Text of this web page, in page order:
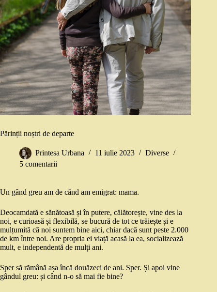
Părinții noștri de departe
Printesa Urbana 11 iulie 2023
Diverse
5 comentarii
Un gând greu am de când am emigrat: mama.
Deocamdată e sănătoasă și în putere, călătorește, vine des la
noi, e curioasă și flexibilă, se bucură de tot ce trăiește și e
mulțumită că noi suntem bine aici, chiar dacă sunt peste 2.000
de km între noi. Are propria ei viață acasă la ea, socializează
mult, e independentă de mulți ani.
Sper să rămână așa încă douăzeci de ani. Sper. Și apoi vine
gândul greu: și când n-o să mai fie bine?